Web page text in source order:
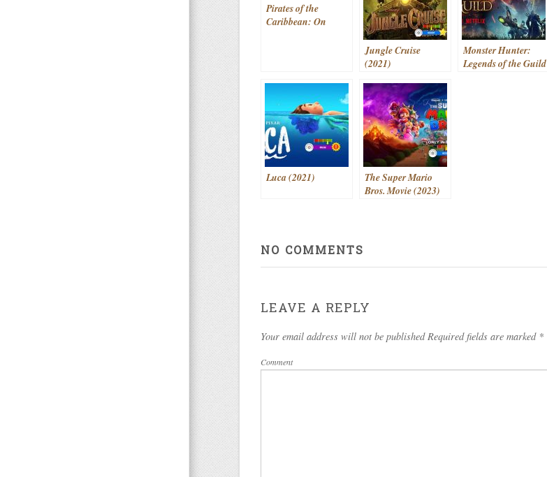
Pirates of the
Caribbean: On
Jungle Cruise
(2021)
Monster Hunter:
Legends of the Guild
Luca (2021)
The Super Mario
Bros. Movie (2023)
NO COMMENTS
LEAVE A REPLY
Your email address will not be published Required fields are marked *
Comment